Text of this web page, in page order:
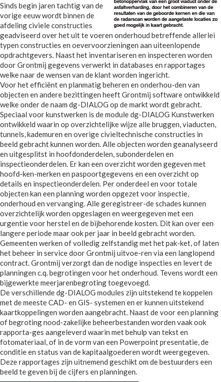
Sinds begin jaren tachtig van de
vorige eeuw wordt binnen de
afdeling civiele constructies
geadviseerd over het uit te voeren onderhoud betreffende allerlei
typen constructies en oevervoorzieningen aan uiteenlopende
opdrachtgevers. Naast het inventariseren en inspecteren worden
door Grontmij gegevens verwerkt in databases en rapportages
welke naar de wensen van de klant worden ingericht.
Voor het efficiënt en planmatig beheren en onderhou-den van
objecten en andere bezittingen heeft Grontmij software ontwikkeld
welke onder de naam dg-DIALOG op de markt wordt gebracht.
Speciaal voor kunstwerken is de module dg-DIALOG Kunstwerken
ontwikkeld waarin op overzichtelijke wijze alle bruggen, viaducten,
tunnels, kademuren en overige civieltechnische constructies in
beeld gebracht kunnen worden. Alle objecten worden geanalyseerd
en uitgesplitst in hoofdonderdelen, subonderdelen en
inspectieonderdelen. Er kan een overzicht worden gegeven met
hoofd-ken-merken en paspoortgegevens en een overzicht op
details en inspectieonderdelen. Per onderdeel en voor totale
objecten kan een planning worden opgezet voor inspectie,
onderhoud en vervanging. Alle geregistreer-de schades kunnen
overzichtelijk worden opgeslagen en weergegeven met een
urgentie voor herstel en de bijbehorende kosten. Dit kan over een
langere periode maar ook per jaar in beeld gebracht worden.
Gemeenten werken of volledig zelfstandig met het pak-ket, of laten
het beheer in service door Grontmij uitvoe-ren via een langlopend
contract. Grontmij verzorgt dan de nodige inspecties en levert de
planningen c.q. begrotingen voor het onderhoud. Tevens wordt een
bijgewerkte meerjarenbegroting toegevoegd.
De verschillende dg-DIALOG modules zijn uitstekend te koppelen
met de meeste CAD- en GIS- systemen en er kunnen uitstekend
kaartkoppelingen worden aangebracht. Naast de voor een planning
of begroting nood-zakelijke beheerbestanden worden vaak ook
rapporta-ges aangeleverd waarin met behulp van tekst en
fotomateriaal, of in de vorm van een Powerpoint presentatie, de
conditie en status van de kapitaalgoederen wordt weergegeven.
Deze rapportages zijn uitnemend geschikt om de bestuurders een
beeld te geven bij de cijfers en planningen.